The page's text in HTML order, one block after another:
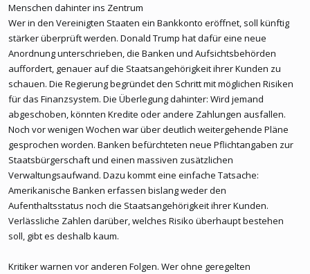
Menschen dahinter ins Zentrum
Wer in den Vereinigten Staaten ein Bankkonto eröffnet, soll künftig
stärker überprüft werden. Donald Trump hat dafür eine neue
Anordnung unterschrieben, die Banken und Aufsichtsbehörden
auffordert, genauer auf die Staatsangehörigkeit ihrer Kunden zu
schauen. Die Regierung begründet den Schritt mit möglichen Risiken
für das Finanzsystem. Die Überlegung dahinter: Wird jemand
abgeschoben, könnten Kredite oder andere Zahlungen ausfallen.
Noch vor wenigen Wochen war über deutlich weitergehende Pläne
gesprochen worden. Banken befürchteten neue Pflichtangaben zur
Staatsbürgerschaft und einen massiven zusätzlichen
Verwaltungsaufwand. Dazu kommt eine einfache Tatsache:
Amerikanische Banken erfassen bislang weder den
Aufenthaltsstatus noch die Staatsangehörigkeit ihrer Kunden.
Verlässliche Zahlen darüber, welches Risiko überhaupt bestehen
soll, gibt es deshalb kaum.
Kritiker warnen vor anderen Folgen. Wer ohne geregelten